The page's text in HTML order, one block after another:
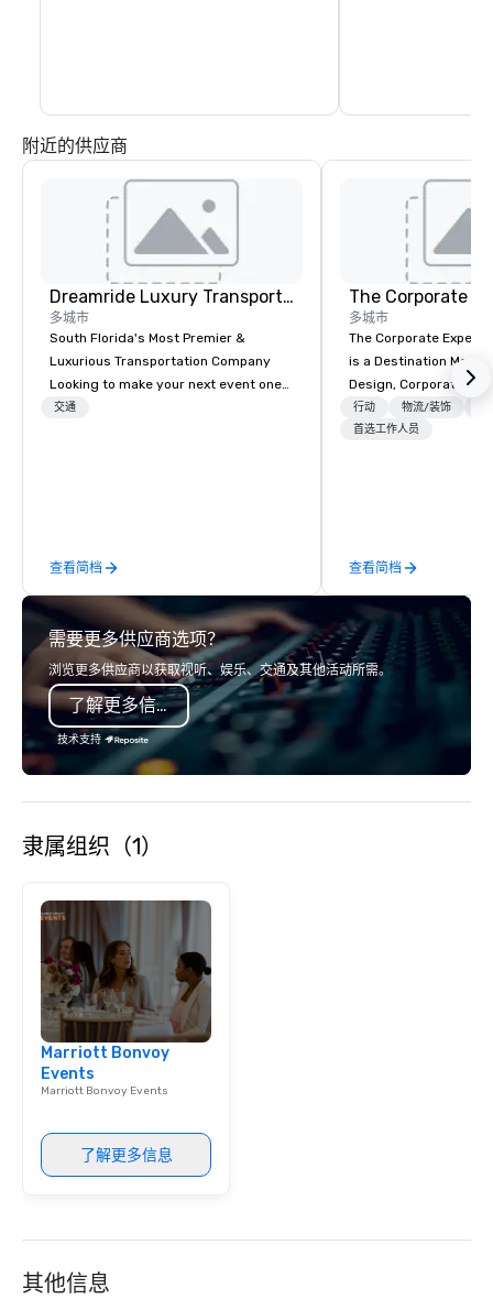
附近的供应商
Dreamride Luxury Transportation
多城市
South Florida's Most Premier &
Luxurious Transportation Company
Looking to make your next event one
to remember? With DreamRide Luxury
services.
交通
查看简档
The Corporate
多城市
The Corporate
is a Destination
Design, Corporate
Incentives Company.
行动 物流/装饰
首选工作人员
查看简档
需要更多供应商选项？
浏览更多供应商以获取视听、娱乐、交通及其他活动所需。
了解更多信息
技术支持
隶属组织（1）
Marriott Bonvoy
Events
Marriott Bonvoy Events
了解更多信息
其他信息